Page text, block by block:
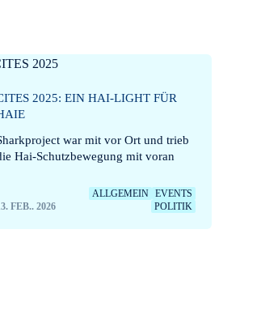
2025: EIN HAI-LIGHT FÜR
war mit vor Ort und trieb
Hai-Schutzbewegung mit voran
FEB.. 2026
ALLGEMEIN
EVENTS
POLITIK